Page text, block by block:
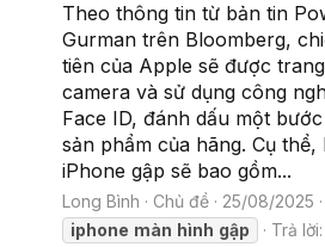
Theo thông tin từ bản tin
Gurman trên Bloomberg,
tiên của Apple sẽ được
camera và sử dụng công
Face ID, đánh dấu một
sản phẩm của hãng. Cụ
iPhone gập sẽ bao gồm...
Long Bình Chủ đề 25/08/2025
iphone màn hình gập Trả